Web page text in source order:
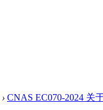
› CNAS EC070-2024 关